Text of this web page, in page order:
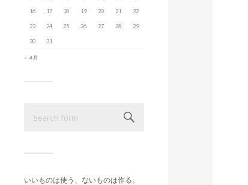
« 4月
16 17 18 19 20 21 22
23 24 25 26 27 28 29
30 31
いいものは使う、ないものは作る。